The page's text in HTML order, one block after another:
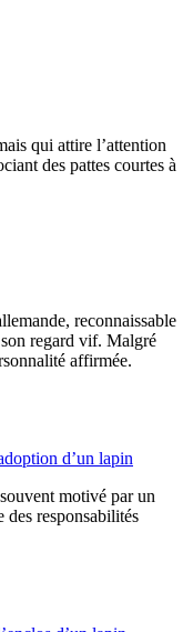
qui attire l’attention
des pattes courtes à
reconnaissable
regard vif. Malgré
affirmée.
d’un lapin
motivé par un
responsabilités